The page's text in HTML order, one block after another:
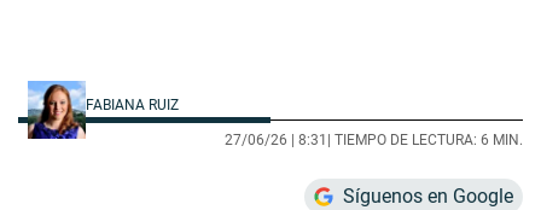
FABIANA RUIZ
27/06/26 | 8:31 | TIEMPO DE LECTURA: 6 MIN.
Síguenos en Google